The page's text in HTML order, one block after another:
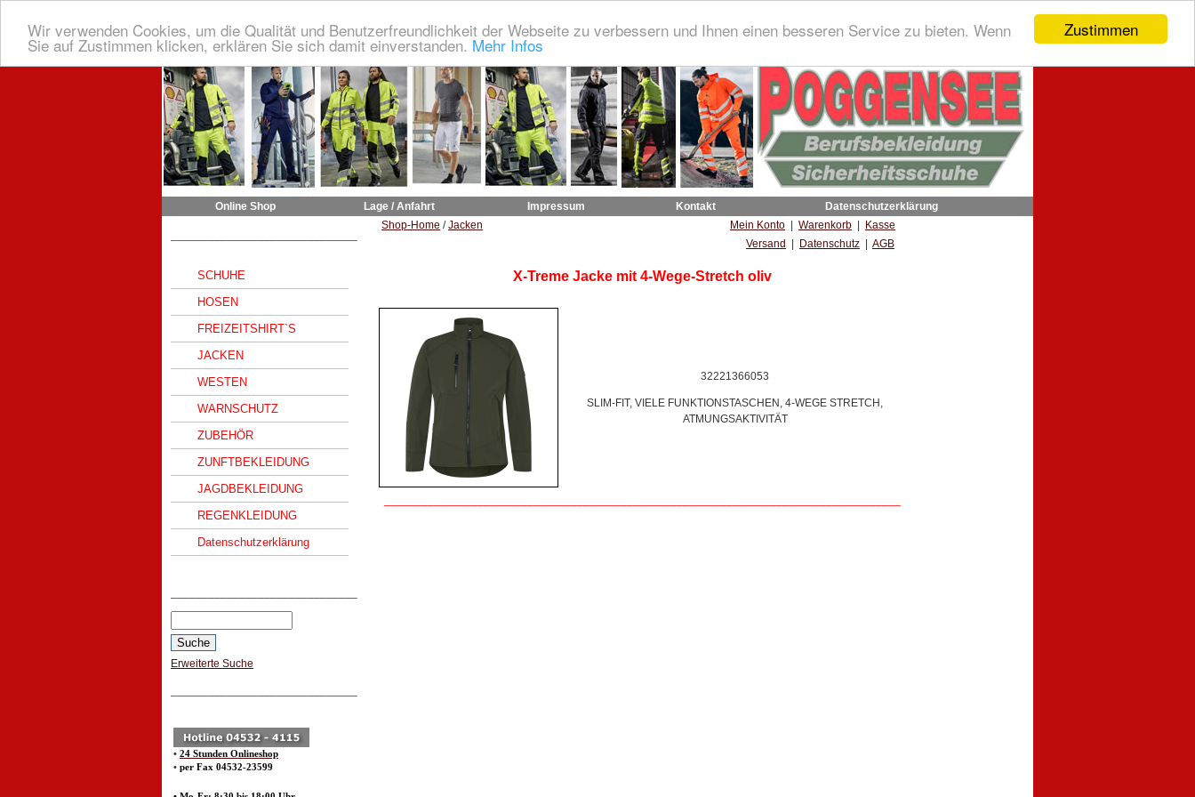
Zustimmen
Wir verwenden Cookies, um die Qualität und Benutzerfreundlichkeit der Webseite zu verbessern und Ihnen einen besseren Service zu bieten. Wenn
Sie auf Zustimmen klicken, erklären Sie sich damit einverstanden. Mehr Infos
Online Shop Lage / Anfahrt Impressum Kontakt Datenschutzerklärung
SCHUHE
HOSEN
FREIZEITSHIRT`S
JACKEN
WESTEN
WARNSCHUTZ
ZUBEHÖR
ZUNFTBEKLEIDUNG
JAGDBEKLEIDUNG
REGENKLEIDUNG
Datenschutzerklärung
Erweiterte Suche
• 24 Stunden Onlineshop
• per Fax 04532-23599
Shop-Home /Jacken Mein Konto Warenkorb
Kasse
Versand
Datenschutz AGB
X-Treme Jacke mit 4-Wege-Stretch oliv
32221366053
SLIM-FIT, VIELE FUNKTIONSTASCHEN, 4-WEGE STRETCH,
ATMUNGSAKTIVITÄT